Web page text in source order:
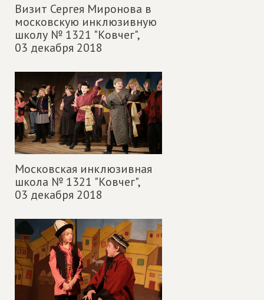
Визит Сергея Миронова в
московскую инклюзивную
школу № 1321 "Ковчег",
03 декабря 2018
Московская инклюзивная
школа № 1321 "Ковчег",
03 декабря 2018